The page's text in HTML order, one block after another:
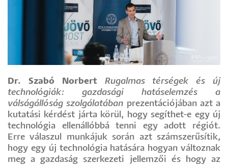
Dr. Szabó Norbert
Rugalmas térségek és új
technológiák: gazdasági hatáselemzés a
válságállóság szolgálatában prezentációjában azt a
kutatási kérdést járta körül, hogy segíthet-e egy új
technológia ellenállóbbá tenni egy adott régiót.
Erre válaszul munkájuk során azt számszerűsítik,
hogy egy új technológia hatására hogyan változnak
meg a gazdaság szerkezeti jellemzői és hogy az